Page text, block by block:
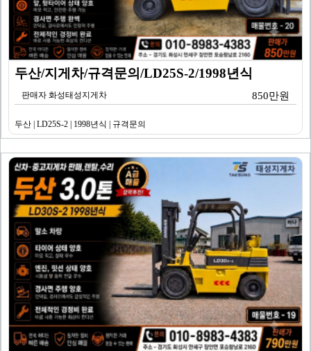
두산/지게차/규격문의/LD25S-2/1998년식
판매자 화성태성지게차 850만원
두산 | LD25S-2 | 1998년식 | 규격문의